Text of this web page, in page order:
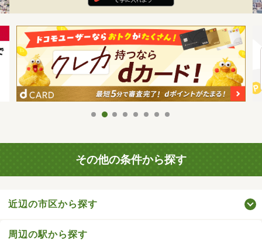
その他の条件から探す
近辺の市区から探す
周辺の駅から探す